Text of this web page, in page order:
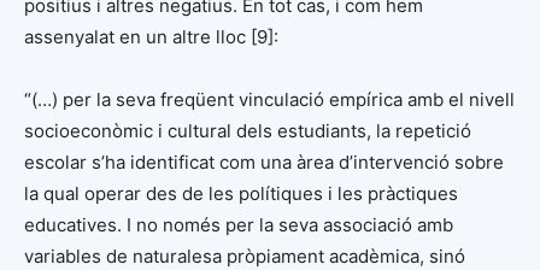
positius i altres negatius. En tot cas, i com hem
assenyalat en un altre lloc [9]:
“(…) per la seva freqüent vinculació empírica amb el nivell
socioeconòmic i cultural dels estudiants, la repetició
escolar s’ha identificat com una àrea d’intervenció sobre
la qual operar des de les polítiques i les pràctiques
educatives. I no només per la seva associació amb
variables de naturalesa pròpiament acadèmica, sinó